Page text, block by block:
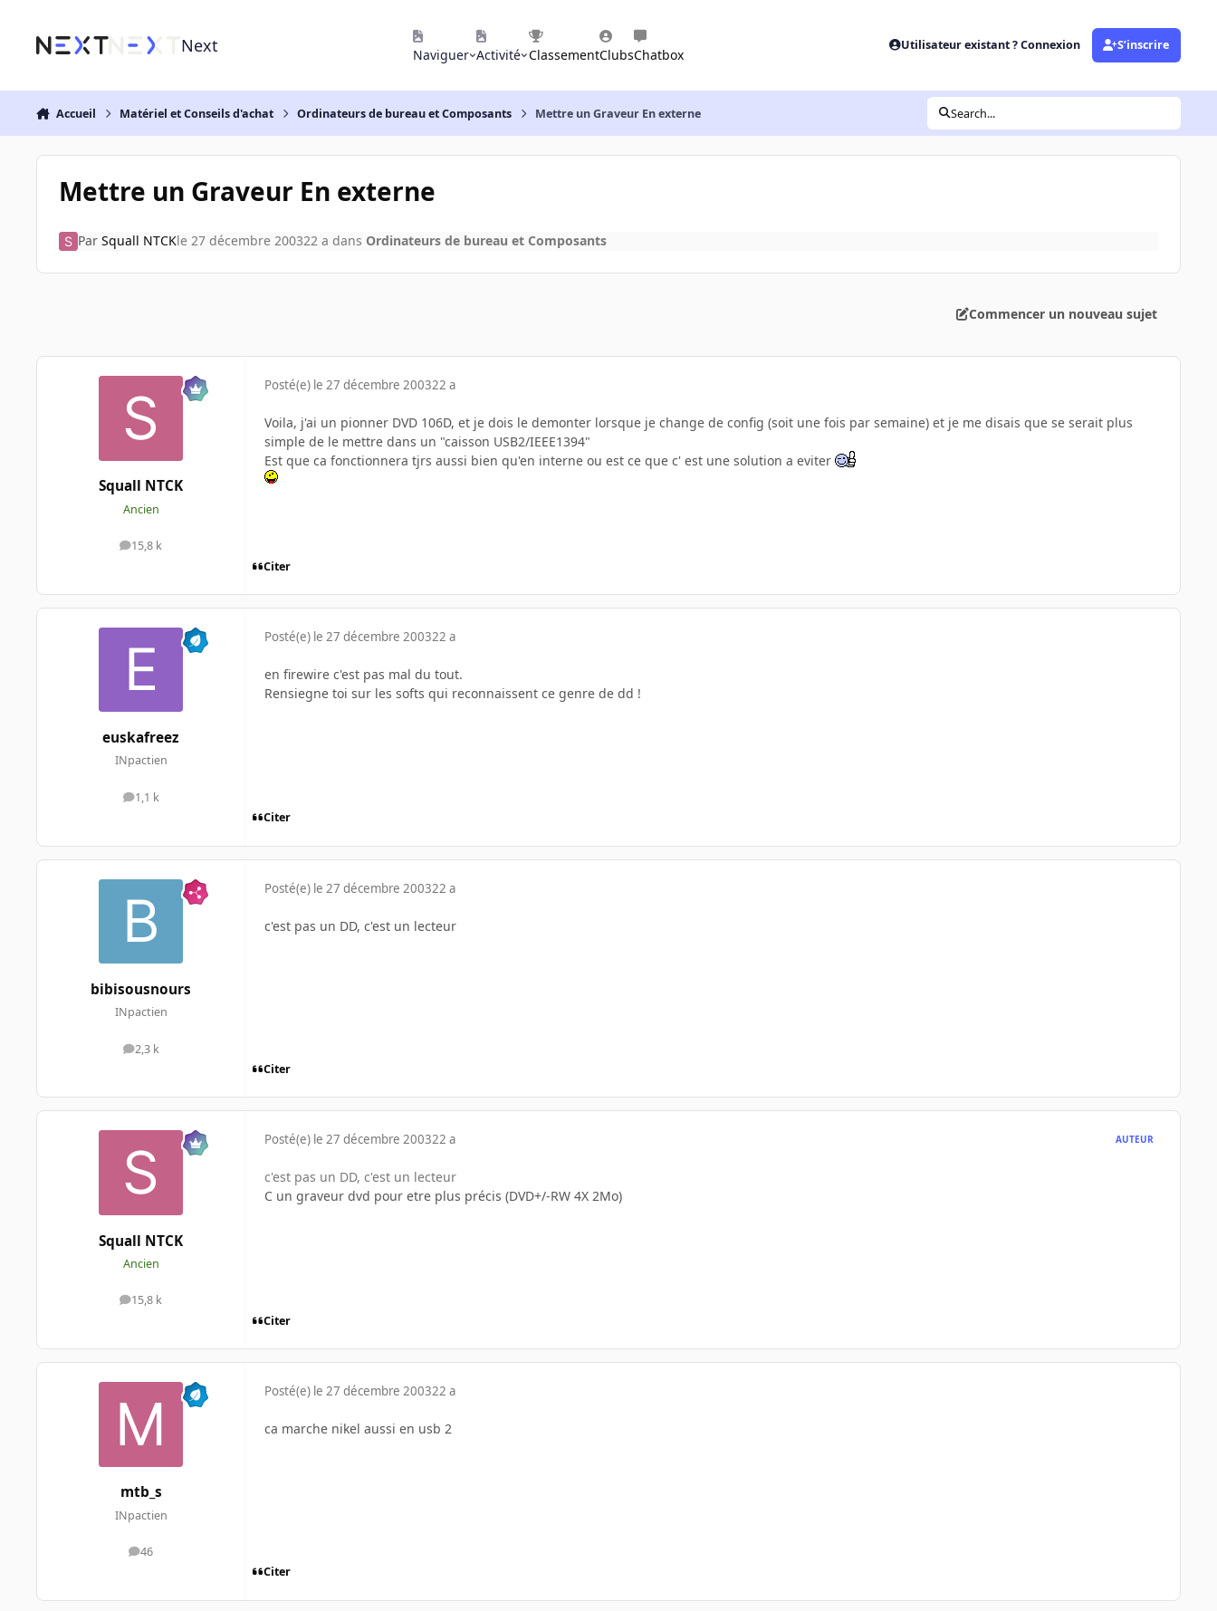
Next Naviguer Activité ClassementClubsChatbox
Utilisateur existant ? Connexion S’inscrire
Accueil Matériel et Conseils d'achat Ordinateurs de bureau et Composants Mettre un Graveur En externe Search...
Mettre un Graveur En externe
Par Squall NTCKle 27 décembre 200322 a dans Ordinateurs de bureau et Composants
Commencer un nouveau sujet
Squall NTCK
Ancien
15,8 k
messages
Posté(e) le 27 décembre 200322 a
Voila, j'ai un pionner DVD 106D, et je dois le demonter lorsque je change de config (soit une fois par semaine) et je me disais que se serait plus
simple de le mettre dans un "caisson USB2/IEEE1394"
Est que ca fonctionnera tjrs aussi bien qu'en interne ou est ce que c' est une solution a eviter
Citer
euskafreez
INpactien
1,1 k
messages
Posté(e) le 27 décembre 200322 a
en firewire c'est pas mal du tout.
Rensiegne toi sur les softs qui reconnaissent ce genre de dd !
Citer
bibisousnours
INpactien
2,3 k
messages
Posté(e) le 27 décembre 200322 a
c'est pas un DD, c'est un lecteur
Citer
Squall NTCK
Ancien
15,8 k
messages
Posté(e) le 27 décembre 200322 a AUTEUR
c'est pas un DD, c'est un lecteur
C un graveur dvd pour etre plus précis (DVD+/-RW 4X 2Mo)
Citer
mtb_s
INpactien
46
messages
Posté(e) le 27 décembre 200322 a
ca marche nikel aussi en usb 2
Citer